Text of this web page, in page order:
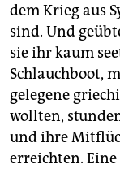
dem Krieg aus
sind. Und
sie ihr kaum
Schlauchboot,
gelegene
wollten,
und ihre
erreichten.